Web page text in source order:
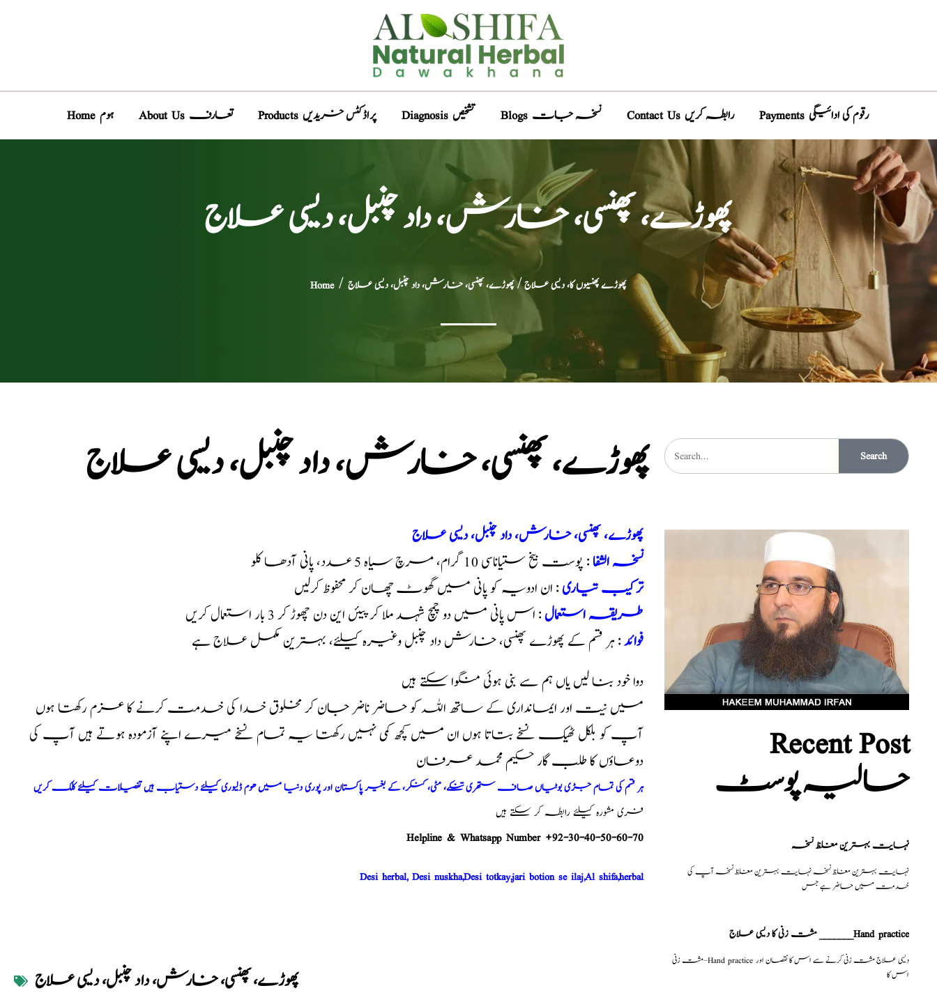
Home ہوم About Us تعارف Products پراڈکٹس خریدیں Diagnosis تشخیص Blogs نسخہ جات Contact Us رابطہ کریں Payments رقوم کی ادائیگی
پھوڑے، پھنسی، خارش، داد چنبل، دیسی علاج
Home/ پھوڑے پھنسیوں کا، دیسی علاج/ پھوڑے، پھنسی، خارش، داد چنبل، دیسی علاج
پھوڑے، پھنسی، خارش، داد چنبل، دیسی علاج
پھوڑے، پھنسی، خارش، داد چنبل، دیسی علاج
نسخہ الشفا: پوست بیخ ستیاناسی 10 گرام، مرچ سیاہ 5 عدد، پانی آدھا کلو
ترکیب تیاری: ان ادویہ کو پانی میں گھوٹ چھان کر محفوظ کرلیں
طریقہ استعمال: اس پانی میں دو چمچ شہد ملا کر پیئں این دن چھوڑ کر 3 بار استعمال کریں
فوائد: ہر قسم کے پھوڑے پھنسی، خارش داد چنبل وغیرہ کیلئے، بہترین مکمل علاج ہے
دوا خود بنا لیں یاں ہم سے بنی ہوئی منگوا سکتے ہیں
میں نیت اور ایمانداری کے ساتھ اللہ کو حاضر ناضر جان کر مخلوق خدا کی خدمت کرنے کا عزم رکھتا ہوں
آپ کو بلکل ٹھیک نسخے بتاتا ہوں ان میں کچھ کمی نہیں رکھتا یہ تمام نسخے میرے اپنے آزمودہ ہوتے ہیں آپ کی
دوعاؤں کا طلب گار حکیم محمد عرفان
ہر قسم کی تمام جڑی بوٹیاں صاف ستھری تنکے، مٹی، کنکر، کے بغیر پاکستان اور پوری دنیا میں ھوم ڈلیوری کیلئے دستیاب ہیں تفصیلات کیلئے کلک کریں
فری مشورہ کیلئے رابطہ کر سکتے ہیں
Helpline & Whatsapp Number +92-30-40-50-60-70
Desi herbal, Desi nuskha,Desi totkay,jari botion se ilaj,Al shifa,herbal
پھوڑے، پھنسی، خارش، داد چنبل، دیسی علاج
Search
Recent Post
حالیہ پوسٹ
نہایت بہترین مغلظ نسخہ
نہایت بہترین مغلظ نسخہ نہایت بہترین مغلظ نسخہ آپ کی
خدمت میں حاضر ہے جس
مشت زنی کا دیسی علاج _______Hand practice
مشت زنی–Hand practice دیسی علاج مشت زنی کرنے سے اس کا نقصان اور
اس کا